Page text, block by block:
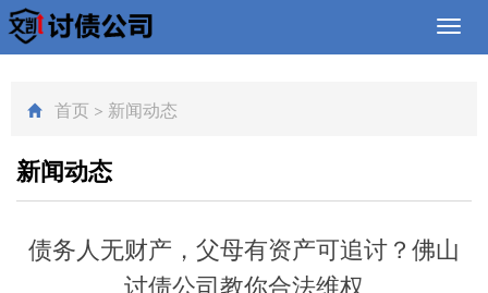
首页 > 新闻动态
新闻动态
债务人无财产，父母有资产可追讨？佛山
讨债公司教你合法维权